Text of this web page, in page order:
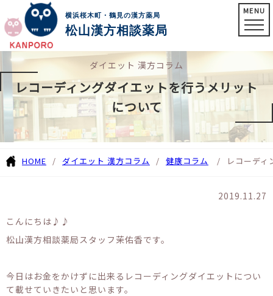
横浜桜木町・鶴見の漢方薬局
松山漢方相談薬局
MENU
ダイエット 漢方コラム
レコーディングダイエットを行うメリット
について
HOME ダイエット 漢方コラム 健康コラム レコーデ
2019.11.27
こんにちは♪♪
松山漢方相談薬局スタッフ茉佑香です。
今日はお金をかけずに出来るレコーディングダイエットについ
て載せていきたいと思います。